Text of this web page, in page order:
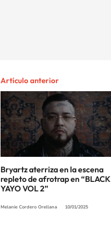
Artículo anterior
Bryartz aterriza en la escena
repleto de afrotrap en “BLACK
YAYO VOL 2”
Melanie Cordero Orellana 10/01/2025